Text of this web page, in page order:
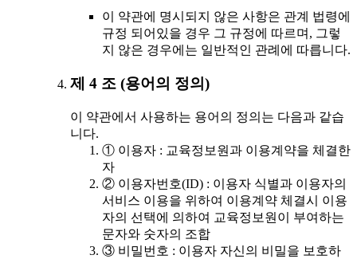
이 약관에 명시되지 않은 사항은 관계 법령에
규정 되어있을 경우 그 규정에 따르며, 그렇
지 않은 경우에는 일반적인 관례에 따릅니다.
제 4 조 (용어의 정의)
이 약관에서 사용하는 용어의 정의는 다음과 같습
니다.
① 이용자 : 교육정보원과 이용계약을 체결한
자
② 이용자번호(ID) : 이용자 식별과 이용자의
서비스 이용을 위하여 이용계약 체결시 이용
자의 선택에 의하여 교육정보원이 부여하는
문자와 숫자의 조합
③ 비밀번호 : 이용자 자신의 비밀을 보호하